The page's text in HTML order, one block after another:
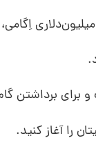
برداشتن